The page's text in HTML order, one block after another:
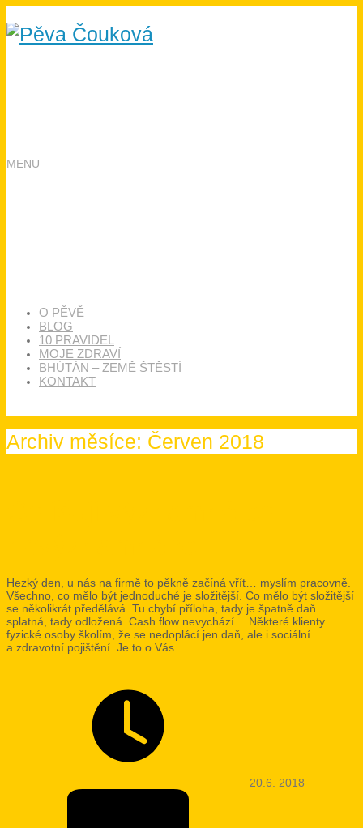
MENU
O PĚVĚ
BLOG
10 PRAVIDEL
MOJE ZDRAVÍ
BHÚTÁN – ZEMĚ ŠTĚSTÍ
KONTAKT
Archiv měsíce: Červen 2018
Hezký den, u nás na firmě to pěkně začíná vřít… myslím pracovně.
Všechno, co mělo být jednoduché je složitější. Co mělo být složitější
se několikrát předělává. Tu chybí příloha, tady je špatně daň
splatná, tady odložená. Cash flow nevychází… Některé klienty
fyzické osoby školím, že se nedoplácí jen daň, ale i sociální
a zdravotní pojištění. Je to o Vás...
20.6. 2018